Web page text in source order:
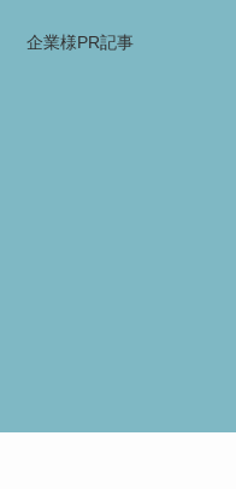
企業様PR記事